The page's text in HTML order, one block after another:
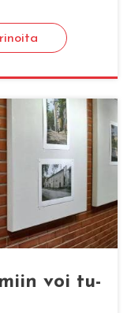
voi tu­